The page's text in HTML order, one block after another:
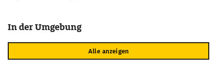
In der Umgebung
Alle anzeigen